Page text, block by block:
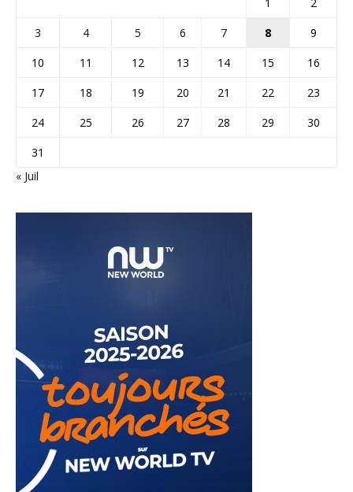
3
4 5 6 7 8
9
10
11 12 13 14 15
16
17
18 19 20 21 22
23
24
25 26 27 28 29
30
31
« Juil